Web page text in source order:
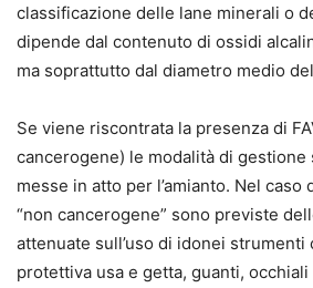
classificazione delle lane minerali o
dipende dal contenuto di ossidi
ma soprattutto dal diametro medio
Se viene riscontrata la presenza di
cancerogene) le modalità di gestione
messe in atto per l’amianto. Nel caso
“non cancerogene” sono previste
attenuate sull’uso di idonei strumenti
protettiva usa e getta, guanti,